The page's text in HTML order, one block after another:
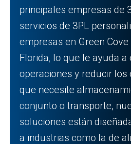
principales empresas de
servicios de 3PL
empresas en Green Cove
Florida, lo que le ayuda a
operaciones y reducir los
que necesite
conjunto o transporte,
soluciones están
a industrias como la de